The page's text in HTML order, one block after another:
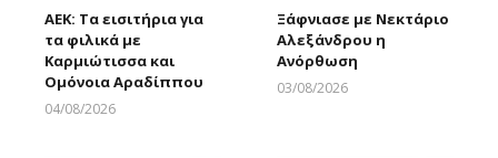
ΑΕΚ: Τα εισιτήρια για
τα φιλικά με
Καρμιώτισσα και
Ομόνοια Αραδίππου
04/08/2026
Ξάφνιασε με Νεκτάριο
Αλεξάνδρου η
Ανόρθωση
03/08/2026